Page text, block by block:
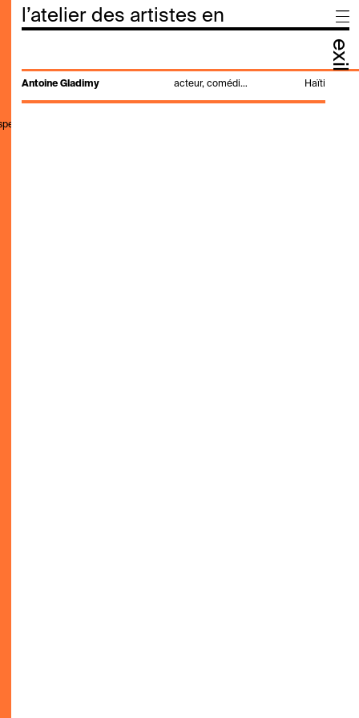
l’atelier des artistes en
exil
Antoine Gladimy acteur, comédie, poète, rap Haïti